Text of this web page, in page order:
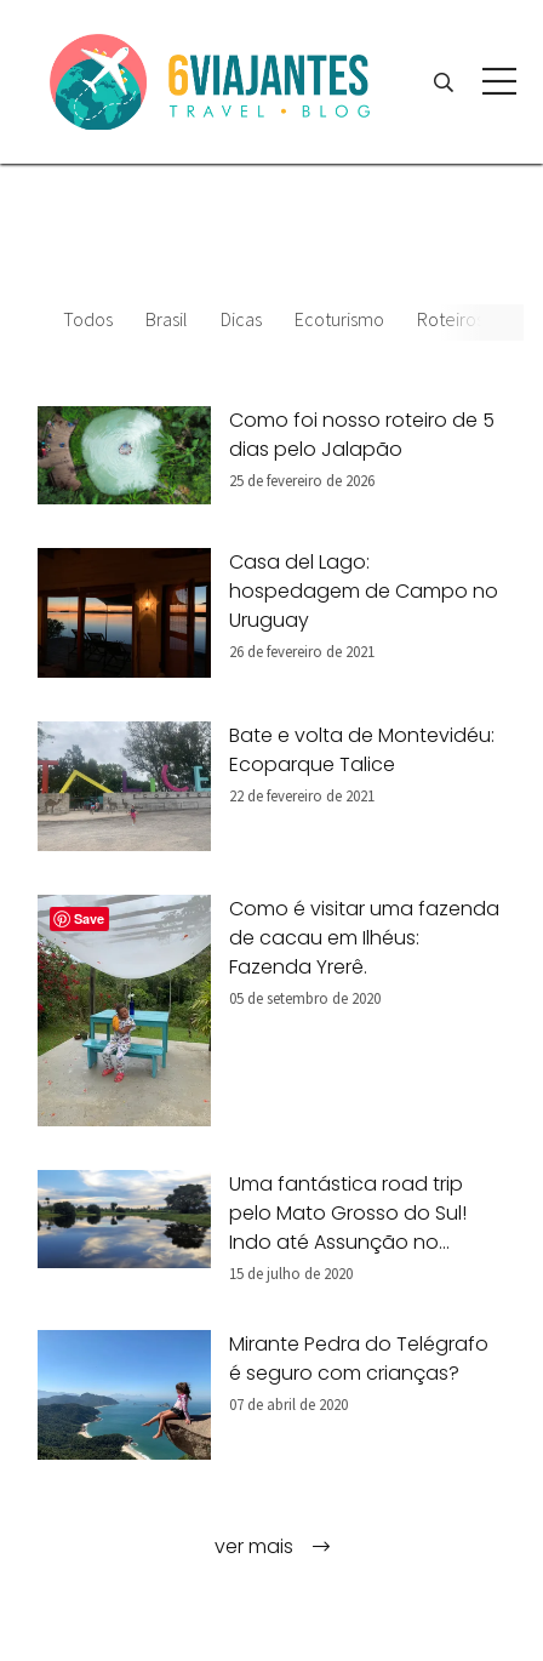
Todos Brasil Dicas Ecoturismo Roteiros
Como foi nosso roteiro de 5
dias pelo Jalapão
25 de fevereiro de 2026
Casa del Lago:
hospedagem de Campo no
Uruguay
26 de fevereiro de 2021
Bate e volta de Montevidéu:
Ecoparque Talice
22 de fevereiro de 2021
Como é visitar uma fazenda
de cacau em Ilhéus:
Fazenda Yrerê.
05 de setembro de 2020
Uma fantástica road trip
pelo Mato Grosso do Sul!
Indo até Assunção no
Paraguai.
15 de julho de 2020
Mirante Pedra do Telégrafo
é seguro com crianças?
07 de abril de 2020
ver mais
Save